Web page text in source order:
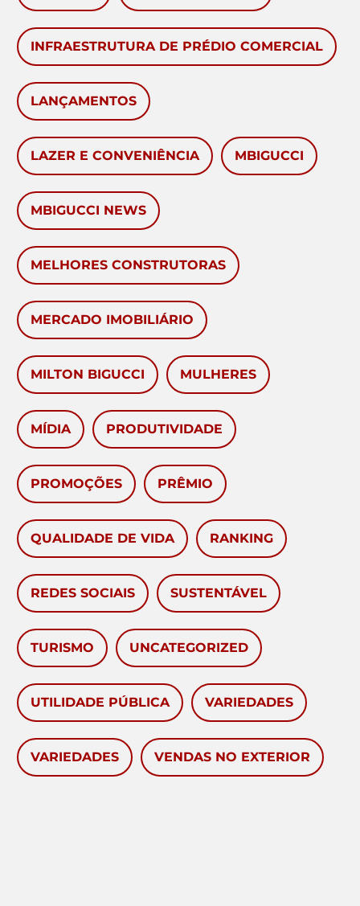
INFRAESTRUTURA DE PRÉDIO COMERCIAL
LANÇAMENTOS
LAZER E CONVENIÊNCIA MBIGUCCI
MBIGUCCI NEWS
MELHORES CONSTRUTORAS
MERCADO IMOBILIÁRIO
MILTON BIGUCCI MULHERES
MÍDIA PRODUTIVIDADE
PROMOÇÕES PRÊMIO
QUALIDADE DE VIDA RANKING
REDES SOCIAIS SUSTENTÁVEL
TURISMO UNCATEGORIZED
UTILIDADE PÚBLICA VARIEDADES
VARIEDADES VENDAS NO EXTERIOR